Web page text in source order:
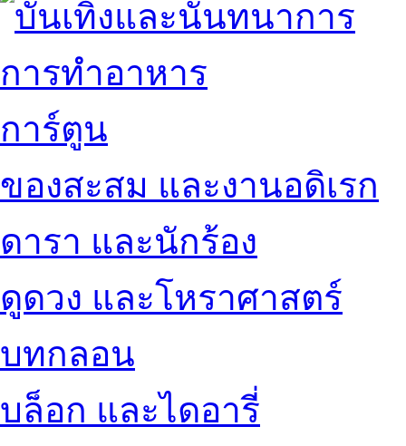
การทำอาหาร
การ์ตูน
ของสะสม และงานอดิเรก
ดารา และนักร้อง
ดูดวง และโหราศาสตร์
บทกลอน
บล็อก และไดอารี่